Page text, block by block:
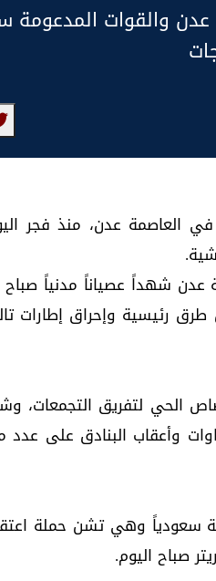
والقوات المدعومة
عدن، منذ فجر اليوم
شهداً عصياناً مدنياً صباح
رئيسية وإحراق إطارات
الحي لتفريق التجمعات،
وأعقاب البنادق على
سعودياً وهي تشن حملة
صباح اليوم.